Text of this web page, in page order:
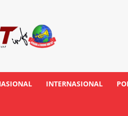
INTERNASIONAL